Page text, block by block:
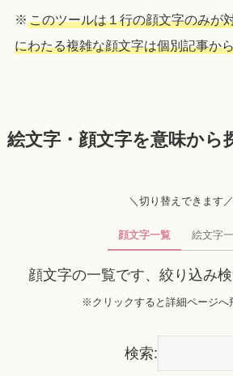
※ このツールは１行の顔文字のみが
にわたる複雑な顔文字は個別記事か
絵文字・顔文字を意味から
＼切り替えできます／
顔文字一覧 絵文字
顔文字の一覧です、絞り込み検
※クリックすると詳細ページへ
検索: